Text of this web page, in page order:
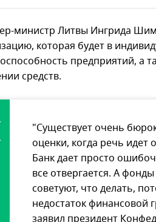
министр Литвы Ингрида
которая будет в
предприятий, а
средств.
"Существует очень
оценки, когда речь идет
Банк дает просто
все отвергается. А
советуют, что делать,
недостаток финансовой
заявил президент